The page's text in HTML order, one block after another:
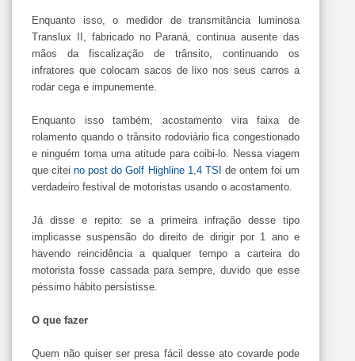
Enquanto isso, o medidor de transmitância luminosa
Translux II, fabricado no Paraná, continua ausente das
mãos da fiscalização de trânsito, continuando os
infratores que colocam sacos de lixo nos seus carros a
rodar cega e impunemente.
Enquanto isso também, acostamento vira faixa de
rolamento quando o trânsito rodoviário fica congestionado
e ninguém toma uma atitude para coibi-lo. Nessa viagem
que citeino post do Golf Highline 1,4 TSI de ontem foi um
verdadeiro festival de motoristas usando o acostamento.
Já disse e repito: se a primeira infração desse tipo
implicasse suspensão do direito de dirigir por 1 ano e
havendo reincidência a qualquer tempo a carteira do
motorista fosse cassada para sempre, duvido que esse
péssimo hábito persistisse.
O que fazer
Quem não quiser ser presa fácil desse ato covarde pode